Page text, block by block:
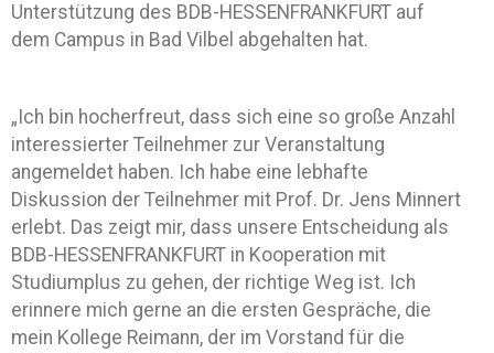
Unterstützung des BDB-HESSENFRANKFURT auf
dem Campus in Bad Vilbel abgehalten hat.
„Ich bin hocherfreut, dass sich eine so große Anzahl
interessierter Teilnehmer zur Veranstaltung
angemeldet haben. Ich habe eine lebhafte
Diskussion der Teilnehmer mit Prof. Dr. Jens Minnert
erlebt. Das zeigt mir, dass unsere Entscheidung als
BDB-HESSENFRANKFURT in Kooperation mit
Studiumplus zu gehen, der richtige Weg ist. Ich
erinnere mich gerne an die ersten Gespräche, die
mein Kollege Reimann, der im Vorstand für die